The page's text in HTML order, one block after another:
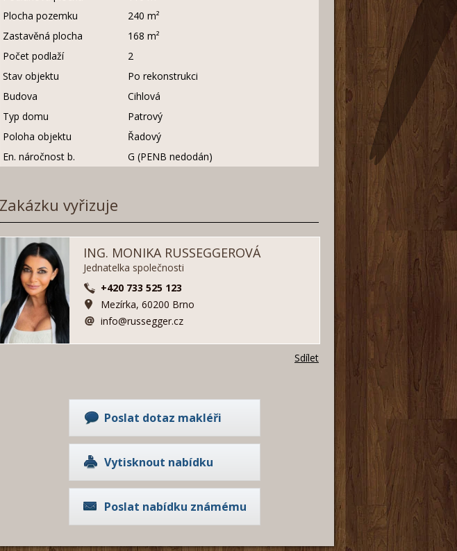
Plocha pozemku
240 m²
Zastavěná plocha
168 m²
Počet podlaží
2
Stav objektu
Po rekonstrukci
Budova
Cihlová
Typ domu
Patrový
Poloha objektu
Řadový
En. náročnost b.
G (PENB nedodán)
Zakázku vyřizuje
ING. MONIKA RUSSEGGEROVÁ
Jednatelka společnosti
+420 733 525 123
Mezírka, 60200 Brno
info@russegger.cz
Sdílet
Poslat dotaz makléři
Vytisknout nabídku
Poslat nabídku známému